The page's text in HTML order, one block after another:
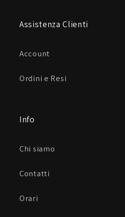
Assistenza Clienti
Account
Ordini e Resi
Info
Chi siamo
Contatti
Orari